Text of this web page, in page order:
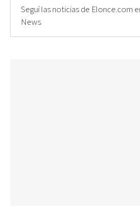
Seguí las noticias de Elonce.com
News